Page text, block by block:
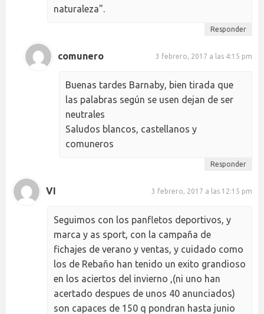
naturaleza".
Responder
comunero 3 febrero, 2017 a las 4:15 pm
Buenas tardes Barnaby, bien tirada que
las palabras según se usen dejan de ser
neutrales
Saludos blancos, castellanos y
comuneros
Responder
VI 3 febrero, 2017 a las 12:15 pm
Seguimos con los panfletos deportivos, y
marca y as sport, con la campaña de
fichajes de verano y ventas, y cuidado como
los de Rebaño han tenido un exito grandioso
en los aciertos del invierno ,(ni uno han
acertado despues de unos 40 anunciados)
son capaces de 150 q pondran hasta junio